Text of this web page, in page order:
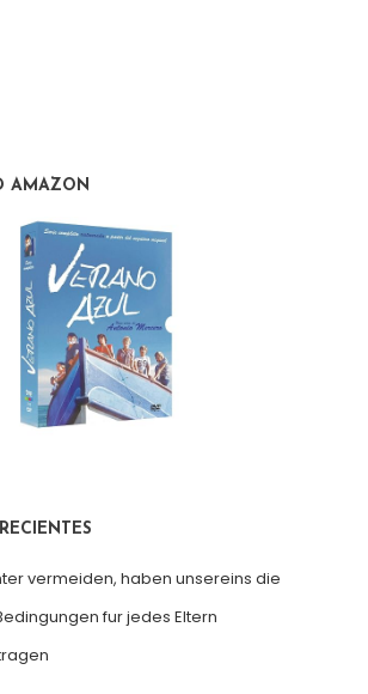
AMAZON
vermeiden, haben unsereins die
fur jedes Eltern